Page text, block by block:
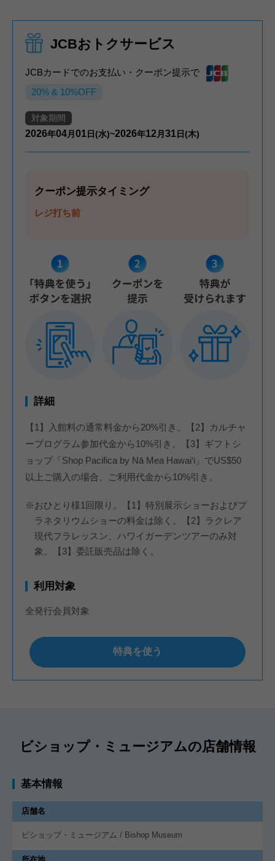
JCBおトクサービス
JCBカードでのお支払い・クーポン提示で
20% & 10%OFF
対象期間
2026年04月 01 日(水)~2026年12 月 31 日(木)
クーポン提示タイミング
レジ打ち前
詳細
【1】入館料の通常料金から20%引き。【2】カルチャ
ープログラム参加代金から10%引き。【3】ギフトシ
ョップ「Shop Pacifica by Nā Mea Hawai‘i」でUS$50
以上ご購入の場合、ご利用代金から10%引き。
※おひとり様1回限り。【1】特別展示ショーおよびプ
ラネタリウムショーの料金は除く。【2】ラクレア
現代フラレッスン、ハワイガーデンツアーのみ対
象。【3】委託販売品は除く。
利用対象
全発行会員対象
特典を使う
ビショップ・ミュージアムの店舗情報
基本情報
店舗名
ビショップ・ミュージアム / Bishop Museum